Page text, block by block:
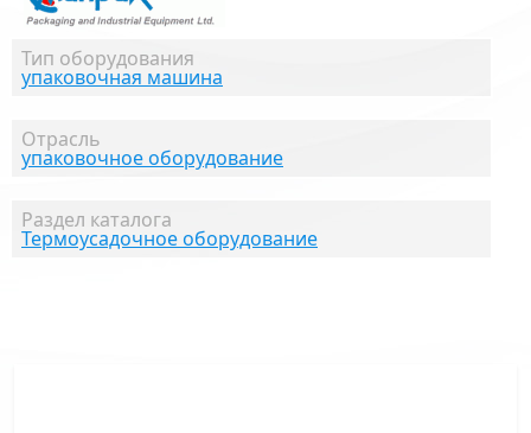
Тип оборудования
упаковочная машина
Отрасль
упаковочное оборудование
Раздел каталога
Термоусадочное оборудование